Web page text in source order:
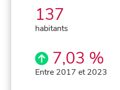
137
habitants
7,03 %
Entre 2017 et 2023